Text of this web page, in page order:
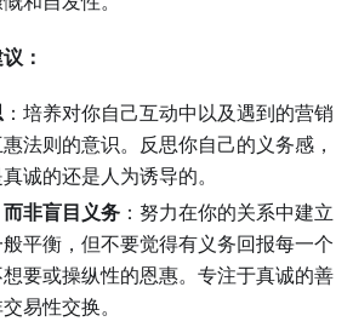
：
：培养对你自己互动中以及遇到的营销
法则的意识。反思你自己的义务感，
诚的还是人为诱导的。
非盲目义务 ：努力在你的关系中建立
平衡，但不要觉得有义务回报每一个
要或操纵性的恩惠。专注于真诚的善
易性交换。